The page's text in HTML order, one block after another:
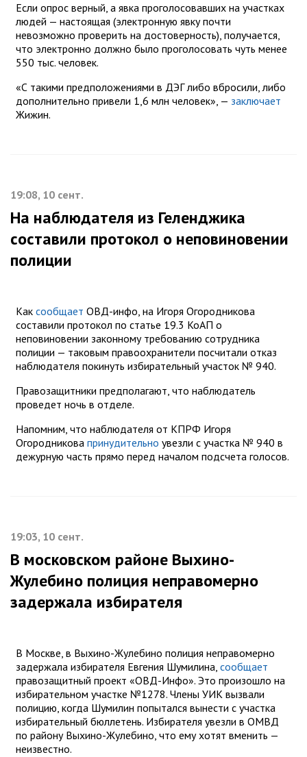
Если опрос верный, а явка проголосовавших на участках
людей — настоящая (электронную явку почти
невозможно проверить на достоверность), получается,
что электронно должно было проголосовать чуть менее
550 тыс. человек.
«С такими предположениями в ДЭГ либо вбросили, либо
дополнительно привели 1,6 млн человек», — заключает
Жижин.
19:08, 10 сент.
На наблюдателя из Геленджика
составили протокол о неповиновении
полиции
Как сообщает ОВД-инфо, на Игоря Огородникова
составили протокол по статье 19.3 КоАП о
неповиновении законному требованию сотрудника
полиции — таковым правоохранители посчитали отказ
наблюдателя покинуть избирательный участок № 940.
Правозащитники предполагают, что наблюдатель
проведет ночь в отделе.
Напомним, что наблюдателя от КПРФ Игоря
Огородникова принудительно увезли с участка № 940 в
дежурную часть прямо перед началом подсчета голосов.
19:03, 10 сент.
В московском районе Выхино-
Жулебино полиция неправомерно
задержала избирателя
В Москве, в Выхино-Жулебино полиция неправомерно
задержала избирателя Евгения Шумилина, сообщает
правозащитный проект «ОВД-Инфо». Это произошло на
избирательном участке №1278. Члены УИК вызвали
полицию, когда Шумилин попытался вынести с участка
избирательный бюллетень. Избирателя увезли в ОМВД
по району Выхино-Жулебино, что ему хотят вменить —
неизвестно.